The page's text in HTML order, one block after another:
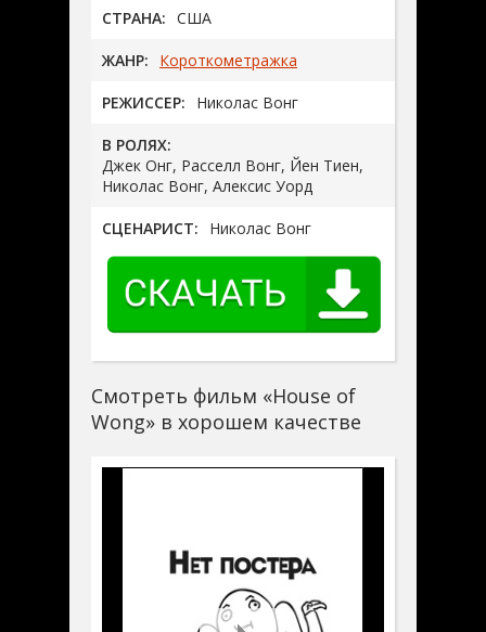
СТРАНА: США
ЖАНР: Короткометражка
РЕЖИССЕР: Николас Вонг
В РОЛЯХ:
Джек Онг, Расселл Вонг, Йен Тиен,
Николас Вонг, Алексис Уорд
СЦЕНАРИСТ: Николас Вонг
Смотреть фильм «House of
Wong» в хорошем качестве